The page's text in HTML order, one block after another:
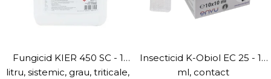
Fungicid KIER 450 SC - 1
litru, sistemic, grau, triticale,
Insecticid K-Obiol EC 25 - 10
ml, contact